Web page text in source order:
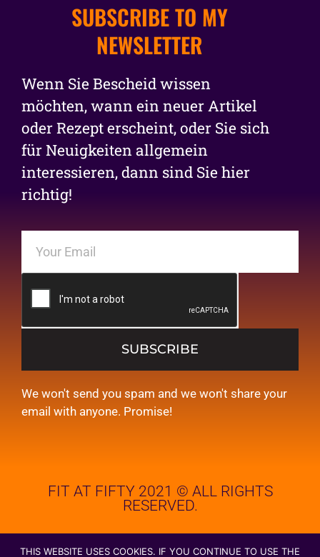
SUBSCRIBE TO MY
NEWSLETTER
Wenn Sie Bescheid wissen
möchten, wann ein neuer Artikel
oder Rezept erscheint, oder Sie sich
für Neuigkeiten allgemein
interessieren, dann sind Sie hier
richtig!
SUBSCRIBE
We won't send you spam and we won't share your
email with anyone. Promise!
FIT AT FIFTY 2021 © ALL RIGHTS
RESERVED.
THIS WEBSITE USES COOKIES. IF YOU CONTINUE TO USE THE